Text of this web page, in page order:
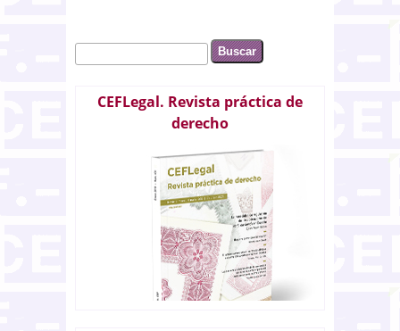
Formulario de búsqueda
Buscar
CEFLegal. Revista práctica de
derecho